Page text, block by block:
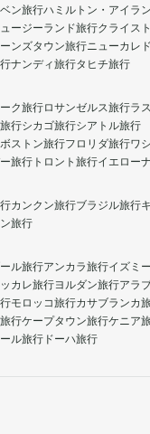
ン旅行ハミルトン・アイラ
ージーランド旅行クライス
ンズタウン旅行ニューカレ
ナンディ旅行タヒチ旅行
ク旅行ロサンゼルス旅行ラ
行シカゴ旅行シアトル旅行
ボストン旅行フロリダ旅行ワ
旅行 トロント旅行イエロー
カンクン旅行ブラジル旅行
旅行
ル旅行アンカラ旅行イズミ
カレ旅行ヨルダン旅行アラ
モロッコ旅行カサブランカ
行ケープタウン旅行ケニア
ル旅行 ドーハ旅行